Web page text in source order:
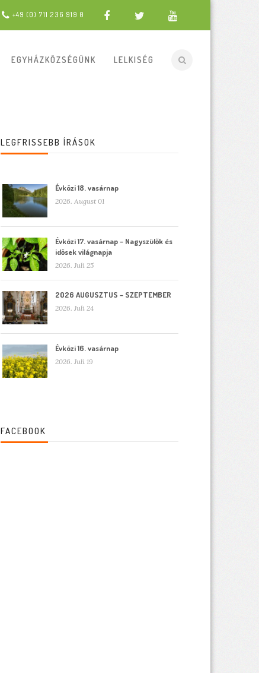
+49 (0) 711 236 919 0
EGYHÁZKÖZSÉGÜNK LELKISÉG
LEGFRISSEBB ÍRÁSOK
Évközi 18. vasárnap
2026. August 01
Évközi 17. vasárnap – Nagyszülők és
idősek világnapja
2026. Juli 25
2026 AUGUSZTUS – SZEPTEMBER
2026. Juli 24
Évközi 16. vasárnap
2026. Juli 19
FACEBOOK